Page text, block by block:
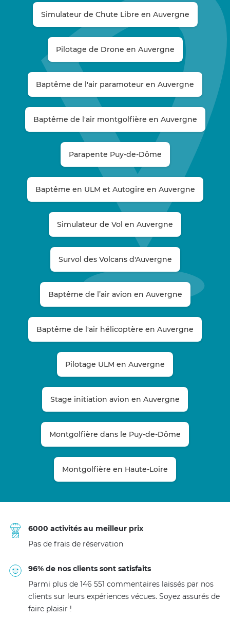
Simulateur de Chute Libre en Auvergne
Pilotage de Drone en Auvergne
Baptême de l'air paramoteur en Auvergne
Baptême de l'air montgolfière en Auvergne
Parapente Puy-de-Dôme
Baptême en ULM et Autogire en Auvergne
Simulateur de Vol en Auvergne
Survol des Volcans d'Auvergne
Baptême de l’air avion en Auvergne
Baptême de l'air hélicoptère en Auvergne
Pilotage ULM en Auvergne
Stage initiation avion en Auvergne
Montgolfière dans le Puy-de-Dôme
Montgolfière en Haute-Loire
6000 activités au meilleur prix
Pas de frais de réservation
96% de nos clients sont satisfaits
Parmi plus de 146 551 commentaires laissés par nos
clients sur leurs expériences vécues. Soyez assurés de
faire plaisir !